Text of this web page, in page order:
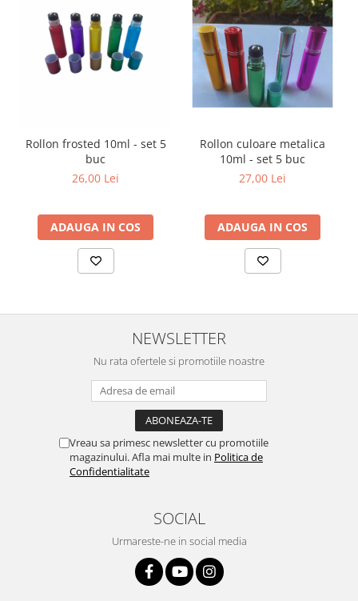
Rollon frosted 10ml - set 5
buc
26,00 Lei
ADAUGA IN COS
Rollon culoare metalica
10ml - set 5 buc
27,00 Lei
ADAUGA IN COS
NEWSLETTER
Nu rata ofertele si promotiile noastre
Vreau sa primesc newsletter cu promotiile
magazinului. Afla mai multe in Politica de
Confidentialitate
SOCIAL
Urmareste-ne in social media